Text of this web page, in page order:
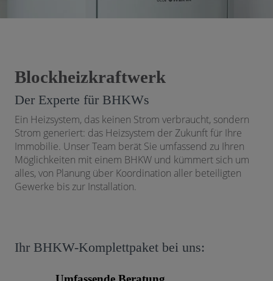
Blockheizkraftwerk
Der Experte für BHKWs
Ein Heizsystem, das keinen Strom verbraucht, sondern
Strom generiert: das Heizsystem der Zukunft für Ihre
Immobilie. Unser Team berät Sie umfassend zu Ihren
Möglichkeiten mit einem BHKW und kümmert sich um
alles, von Planung über Koordination aller beteiligten
Gewerke bis zur Installation.
Ihr BHKW-Komplettpaket bei uns:
schließen